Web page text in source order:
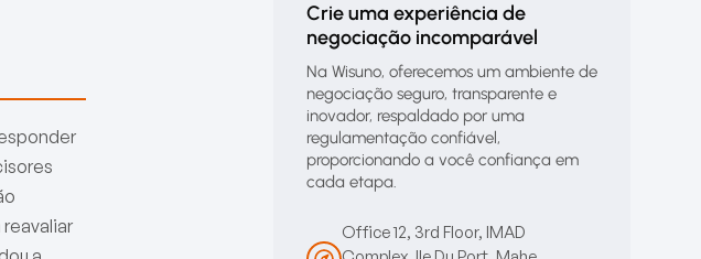
Crie uma experiência de
negociação incomparável
Na Wisuno, oferecemos um ambiente de
negociação seguro, transparente e
inovador, respaldado por uma
regulamentação confiável,
proporcionando a você confiança em
cada etapa.
Office 12, 3rd Floor, IMAD